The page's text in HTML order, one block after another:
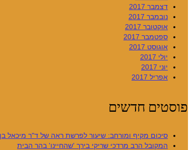
דצמבר 2017
נובמבר 2017
אוקטובר 2017
ספטמבר 2017
אוגוסט 2017
יולי 2017
יוני 2017
אפריל 2017
פוסטים חדשים
סיכום מקיף ומורחב: שיעור לפרשת ראה של ד"ר מיכאל
המקובל הרב מרדכי שריקי בירך 'שהחיינו' בהר הבית